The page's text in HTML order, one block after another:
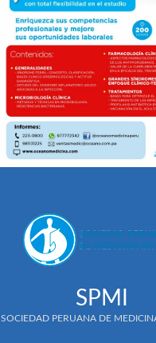
SPMI
SOCIEDAD PERUANA DE